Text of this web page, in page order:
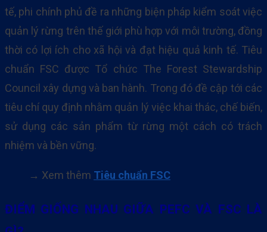
tế, phi chính phủ đề ra những biện pháp kiểm soát việc
quản lý rừng trên thế giới phù hợp với môi trường, đồng
thời có lợi ích cho xã hội và đạt hiệu quả kinh tế. Tiêu
chuẩn FSC được Tổ chức The Forest Stewardship
Council xây dựng và ban hành. Trong đó đề cập tới các
tiêu chí quy định nhằm quản lý việc khai thác, chế biến,
sử dụng các sản phẩm từ rừng một cách có trách
nhiệm và bền vững.
→ Xem thêm Tiêu chuẩn FSC
ĐIỂM GIỐNG NHAU GIỮA PEFC VÀ FSC LÀ